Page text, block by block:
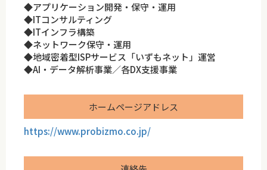
◆アプリケーション開発・保守・運用
◆ITコンサルティング
◆ITインフラ構築
◆ネットワーク保守・運用
◆地域密着型ISPサービス「いずもネット」運営
◆AI・データ解析事業／各DX支援事業
ホームページアドレス
https://www.probizmo.co.jp/